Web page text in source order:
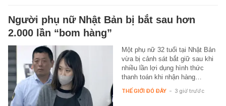
Người phụ nữ Nhật Bản bị bắt sau hơn
2.000 lần “bom hàng”
Một phụ nữ 32 tuổi tại Nhật Bản
vừa bị cảnh sát bắt giữ sau khi
nhiều lần lợi dụng hình thức
thanh toán khi nhận hàng…
THẾ GIỚI ĐÓ ĐÂY - 3 giờ trước